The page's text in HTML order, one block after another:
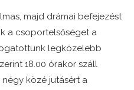
majd drámai befejezést
a csoportelsőséget a
legközelebb
18.00 órakor száll
közé jutásért a